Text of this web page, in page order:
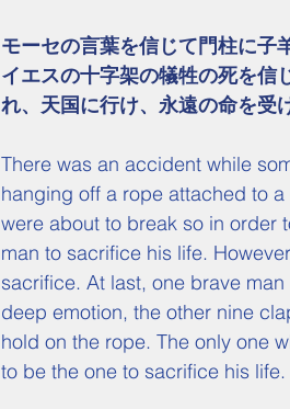
モーセの言葉を信じて門柱に子
イエスの十字架の犠牲の死を信
れ、天国に行け、永遠の命を受
There was an accident while
hanging off a rope attached to
were about to break so in order
man to sacrifice his life.
sacrifice. At last, one brave
deep emotion, the other nine
hold on the rope. The only one
to be the one to sacrifice his life.